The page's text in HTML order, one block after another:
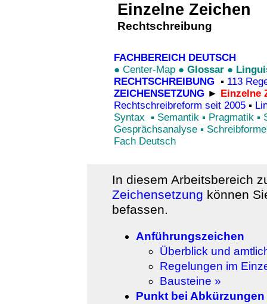
Einzelne Zeichen
Rechtschreibung
FACHBEREICH DEUTSCH
● Center-Map ● Glossar ●
RECHTSCHREIBUNG ▪ 113
ZEICHENSETZUNG ► Einzelne
Rechtschreibreform seit 2005 ▪
Syntax ▪ Semantik ▪ Pragmatik ▪
Gesprächsanalyse ▪
Fach Deutsch
In diesem Arbeitsbereich
Zeichensetzung können
befassen.
Anführungszeichen
Überblick und
Regelungen im
Bausteine »
Punkt bei Abkürzungen